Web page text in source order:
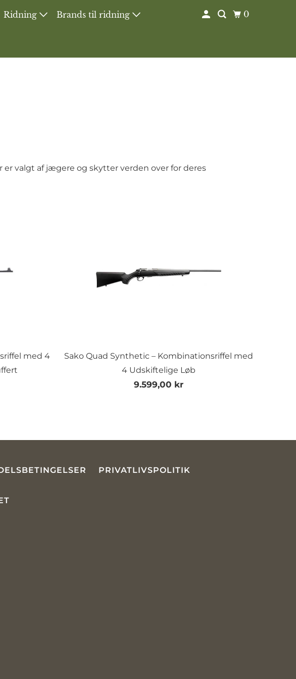
Ridning Brands til ridning 0
valgt af jægere og skytter verden over for deres
med 4
Sako Quad Synthetic – Kombinationsriffel med
4 Udskiftelige Løb
9.599,00 kr
PRIVATLIVSPOLITIK